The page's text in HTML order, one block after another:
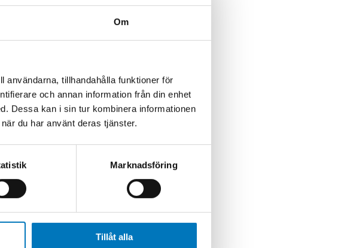
Om
användarna, tillhandahålla funktioner för
och annan information från din enhet
Dessa kan i sin tur kombinera informationen
du har använt deras tjänster.
Marknadsföring
Tillåt alla